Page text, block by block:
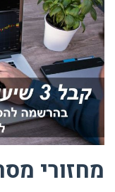
מחזורי